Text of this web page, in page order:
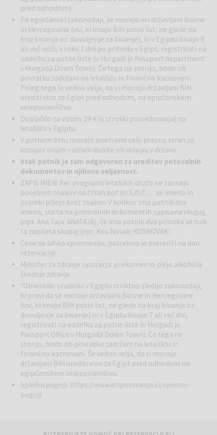
pred odhodom).
Po egipčanski zakonodaji, se morajo vsi državljani Bosne
in Hercegovine (vsi, ki imajo BIH potni list, ne glede na
kraj bivanja oz. dovoljenje za bivanje), ki v Egiptu bivajo 8
ali več noči, v roku 7 dni po prihodu v Egipt, registrirati na
oddelku za potne liste (v Hurgadi je Passport department
v Hurgada Down Town). Če tega ne storijo, bodo ob
povratku zadržani na letališču in finančno kaznovani.
Poleg tega še vedno velja, da si morajo državljani BIH
urediti vizo za Egipt pred odhodom, na egipčanskem
veleposlaništvu.
Doplačilo za vizum: 29 € (s stroški posredovanja) na
letališču v Egiptu.
V potnem listu morate imeti eno celo prazno stran za
vstopni vizum – vizum dobite ob vstopu v državo.
Vsak potnik je sam odgovoren za ureditev potovalnih
dokumentov in njihovo veljavnost.
ZAPIS IMEN: Ker programi letalskih družb ne zaznajo
posebnih znakov na črkah kot so Š,Đ,Č,… se imena in
priimki pišejo brez znakov. V kolikor ima potnik dva
imena, sta ta na potovalnih dokumentih zapisana skupaj
(npr. Ana Taja: ANATAJA), če ima potnik dva priimka se tudi
ta zapišeta skupaj (npr. Kos Novak: KOSNOVAK).
Cene se lahko spremenijo, potrebno je preveriti na dan
rezervacije.
Minister za zdravje opozarja: prekomerno pitje alkohola
škoduje zdravju
*Obvestilo: uradniki v Egiptu striktno sledijo zakonodaji,
ki pravi da se morajo državljani Bosne in Hercegovine
(vsi, ki imajo BIH potni list, ne glede na kraj bivanja oz.
dovoljenje za bivanje) in v Egiptu bivajo 7 ali več dni,
registrirati na oddelku za potne liste (v Hurgadi je
Passport Office v Hurgada Down Town). Če tega ne
storijo, bodo ob povratku zadržani na letališču in
finančno kaznovani. Še vedno velja, da si morajo
državljani BIH urediti vizo za Egipt pred odhodom na
egipčanskem veleposlaništvu.
Splošni pogoji: https://www.etipotovanja.si/splosni-
pogoji